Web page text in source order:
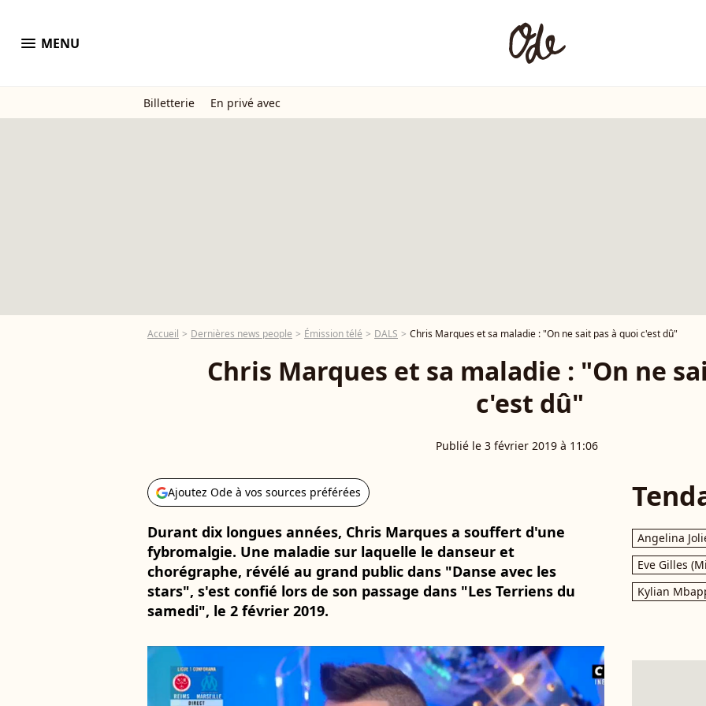
menu MENU
Billetterie En privé avec
Accueil Dernières news people Émission télé DALS Chris Marques et sa maladie : "On ne sait pas à quoi c'est dû"
Chris Marques et sa maladie : "On ne
c'est dû"
Publié le 3 février 2019 à 11:06
Ajoutez Ode à vos sources préférées
Durant dix longues années, Chris Marques a souffert d'une
fybromalgie. Une maladie sur laquelle le danseur et
chorégraphe, révélé au grand public dans "Danse avec les
stars", s'est confié lors de son passage dans "Les Terriens du
samedi", le 2 février 2019.
Angelina
Eve Gilles
Kylian